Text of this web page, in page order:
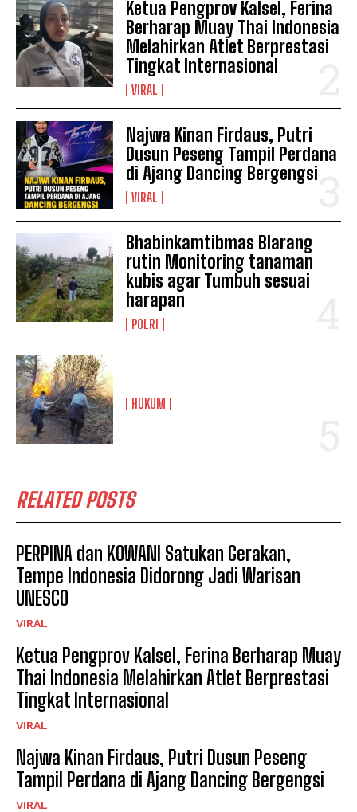
Ketua Pengprov Kalsel, Ferina
Berharap Muay Thai Indonesia
Melahirkan Atlet Berprestasi
Tingkat Internasional
VIRAL
Najwa Kinan Firdaus, Putri
Dusun Peseng Tampil Perdana
di Ajang Dancing Bergengsi
VIRAL
Bhabinkamtibmas Blarang
rutin Monitoring tanaman
kubis agar Tumbuh sesuai
harapan
POLRI
HUKUM
RELATED POSTS
PERPINA dan KOWANI Satukan Gerakan,
Tempe Indonesia Didorong Jadi Warisan
UNESCO
VIRAL
Ketua Pengprov Kalsel, Ferina Berharap Muay
Thai Indonesia Melahirkan Atlet Berprestasi
Tingkat Internasional
VIRAL
Najwa Kinan Firdaus, Putri Dusun Peseng
Tampil Perdana di Ajang Dancing Bergengsi
VIRAL